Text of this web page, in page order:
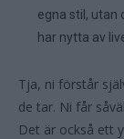
egna stil, utan
har nytta av
Tja, ni förstår
de tar. Ni får
Det är också ett